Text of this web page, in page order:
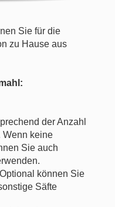
Sie für die
zu Hause aus
der Anzahl
Wenn keine
Sie auch
können Sie
Säfte